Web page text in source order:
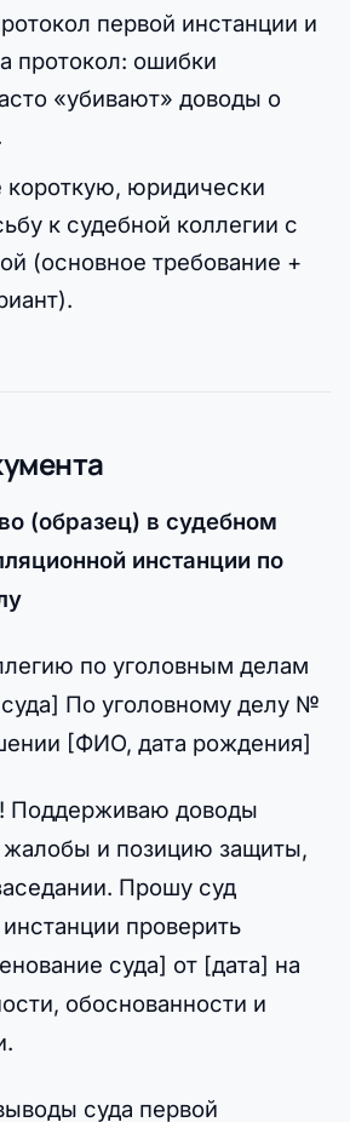
первой инстанции и
протокол: ошибки
«убивают» доводы о
короткую, юридически
к судебной коллегии с
(основное требование +
(образец) в судебном
инстанции по
по уголовным делам
По уголовному делу №
[ФИО, дата рождения]
Поддерживаю доводы
жалобы и позицию защиты,
Прошу суд
проверить
суда] от [дата] на
обоснованности и
суда первой